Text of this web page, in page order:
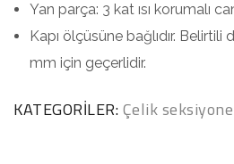
Yan parça: 3 kat ısı korumalı
Kapı ölçüsüne bağlıdır. Belirtili
mm için geçerlidir.
KATEGORILER:Çelik